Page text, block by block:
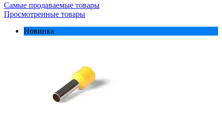
Самые продаваемые товары
Просмотренные товары
Новинка